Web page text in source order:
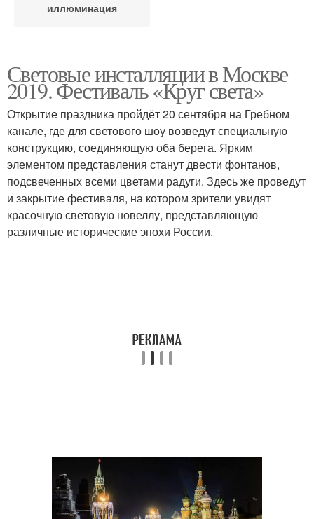
иллюминация
Световые инсталляции в Москве
2019. Фестиваль «Круг света»
Открытие праздника пройдёт 20 сентября на Гребном
канале, где для светового шоу возведут специальную
конструкцию, соединяющую оба берега. Ярким
элементом представления станут двести фонтанов,
подсвеченных всеми цветами радуги. Здесь же проведут
и закрытие фестиваля, на котором зрители увидят
красочную световую новеллу, представляющую
различные исторические эпохи России.